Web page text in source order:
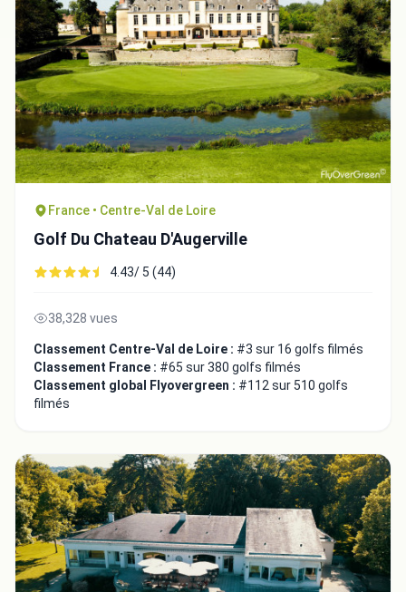
France • Centre-Val de Loire
Golf Du Chateau D'Augerville
4.43/ 5 (44)
38,328 vues
Classement Centre-Val de Loire : #3 sur 16 golfs filmés
Classement France : #65 sur 380 golfs filmés
Classement global Flyovergreen : #112 sur 510 golfs
filmés
Intégrer la video
Choix de la vidéo:
Copier dans le presse-papiers